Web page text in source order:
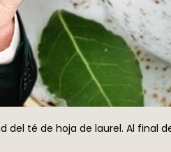
del té de hoja de laurel. Al